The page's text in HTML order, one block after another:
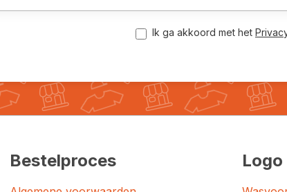
Ik ga akkoord met het
Bestelproces